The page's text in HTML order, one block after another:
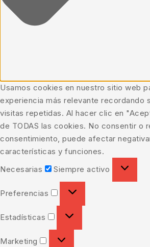
Usamos cookies en nuestro sitio web
experiencia más relevante recordando
visitas repetidas. Al hacer clic en
de TODAS las cookies. No consentir o
consentimiento, puede afectar
características y funciones.
Necesarias
Siempre activo
Preferencias
Estadísticas
Marketing